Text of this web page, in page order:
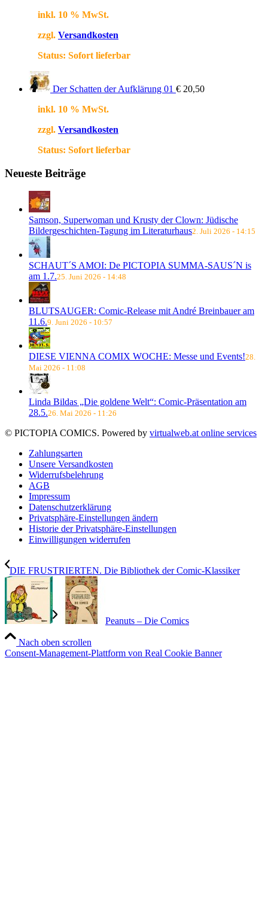
inkl. 10 % MwSt.
zzgl. Versandkosten
Status: Sofort lieferbar
Der Schatten der Aufklärung 01 € 20,50
inkl. 10 % MwSt.
zzgl. Versandkosten
Status: Sofort lieferbar
Neueste Beiträge
Samson, Superwoman und Krusty der Clown: Jüdische
Bildergeschichten-Tagung im Literaturhaus2. Juli 2026 - 14:15
SCHAUT´S AMOI: De PICTOPIA SUMMA-SAUS´N is
am 1.7.25. Juni 2026 - 14:48
BLUTSAUGER: Comic-Release mit André Breinbauer am
11.6.9. Juni 2026 - 10:57
DIESE VIENNA COMIX WOCHE: Messe und Events!28.
Mai 2026 - 11:08
Linda Bildas „Die goldene Welt“: Comic-Präsentation am
28.5.26. Mai 2026 - 11:26
© PICTOPIA COMICS. Powered by virtualweb.at online services
Zahlungsarten
Unsere Versandkosten
Widerrufsbelehrung
AGB
Impressum
Datenschutzerklärung
Privatsphäre-Einstellungen ändern
Historie der Privatsphäre-Einstellungen
Einwilligungen widerrufen
DIE FRUSTRIERTEN. Die Bibliothek der Comic-Klassiker
Peanuts – Die Comics
Nach oben scrollen
Consent-Management-Plattform von Real Cookie Banner